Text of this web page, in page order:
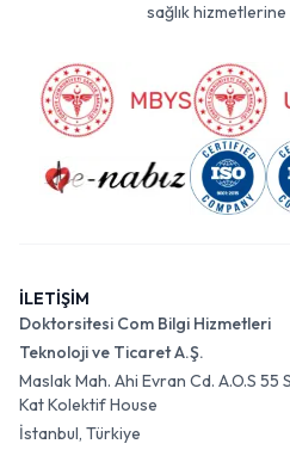
sağlık
İLETİŞİM
Doktorsitesi Com Bilgi Hizmetleri
Teknoloji ve Ticaret A.Ş.
Maslak Mah. Ahi Evran Cd. A.O.S
Kat Kolektif House
İstanbul, Türkiye